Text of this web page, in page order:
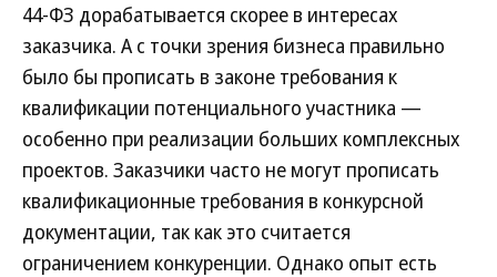
44-ФЗ дорабатывается скорее в интересах
заказчика. А с точки зрения бизнеса правильно
было бы прописать в законе требования к
квалификации потенциального участника —
особенно при реализации больших комплексных
проектов. Заказчики часто не могут прописать
квалификационные требования в конкурсной
документации, так как это считается
ограничением конкуренции. Однако опыт есть